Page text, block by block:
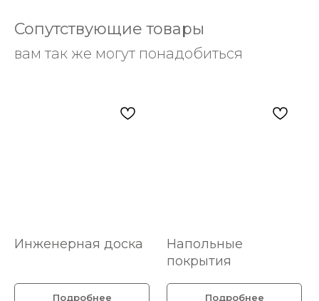
Сопутствующие товары
вам так же могут понадобиться
Инженерная доска
Подробнее
Напольные
покрытия
Подробнее